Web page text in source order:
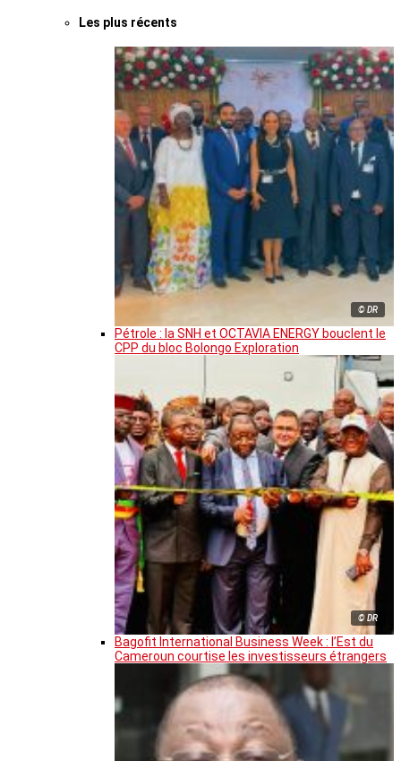
Les plus récents
© DR
Pétrole : la SNH et OCTAVIA ENERGY bouclent le
CPP du bloc Bolongo Exploration
© DR
Bagofit International Business Week : l’Est du
Cameroun courtise les investisseurs étrangers